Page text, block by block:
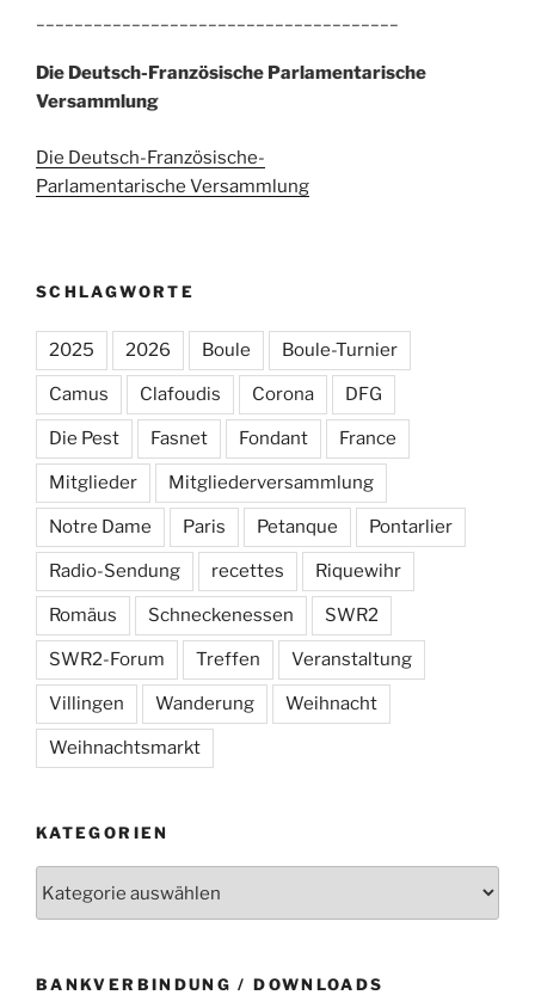
Die Deutsch-Französische Parlamentarische
Versammlung
Die Deutsch-Französische-
Parlamentarische Versammlung
SCHLAGWORTE
2025 2026 Boule Boule-Turnier
Camus Clafoudis Corona DFG
Die Pest Fasnet Fondant France
Mitglieder Mitgliederversammlung
Notre Dame Paris Petanque Pontarlier
Radio-Sendung recettes Riquewihr
Romäus Schneckenessen SWR2
SWR2-Forum Treffen Veranstaltung
Villingen Wanderung Weihnacht
Weihnachtsmarkt
KATEGORIEN
BANKVERBINDUNG / DOWNLOADS